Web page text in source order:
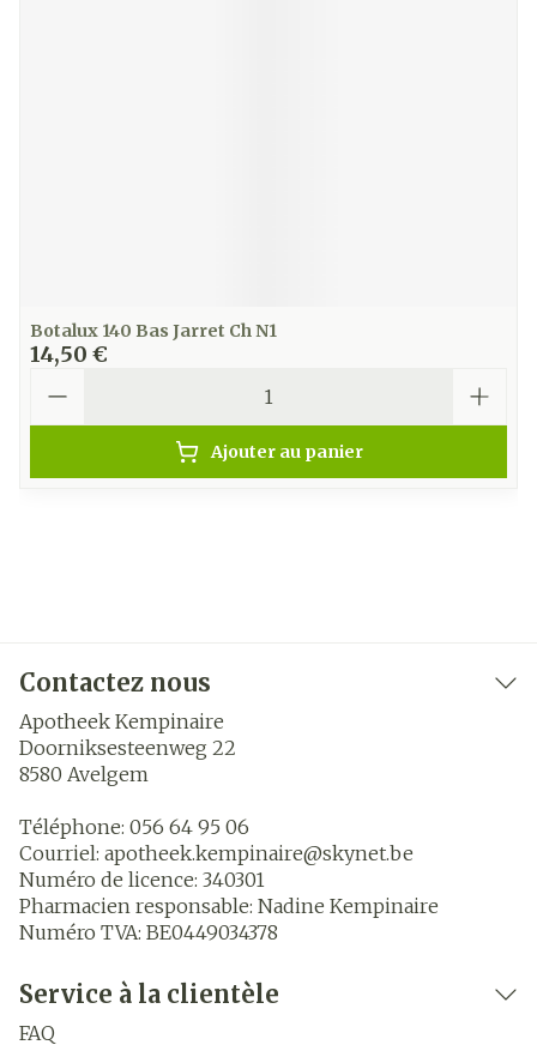
Botalux 140 Bas Jarret Ch N1
14,50 €
Ajouter au panier
Contactez nous
Apotheek Kempinaire
Doorniksesteenweg 22
8580 Avelgem
Téléphone: 056 64 95 06
Courriel: apotheek.kempinaire@skynet.be
Numéro de licence: 340301
Pharmacien responsable: Nadine Kempinaire
Numéro TVA: BE0449034378
Service à la clientèle
FAQ